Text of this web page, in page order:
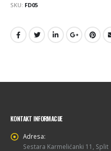
SKU: FD05
KONTAKT INFORMACIJE
Adresa:
Sestara Karmelićanki 11, Split